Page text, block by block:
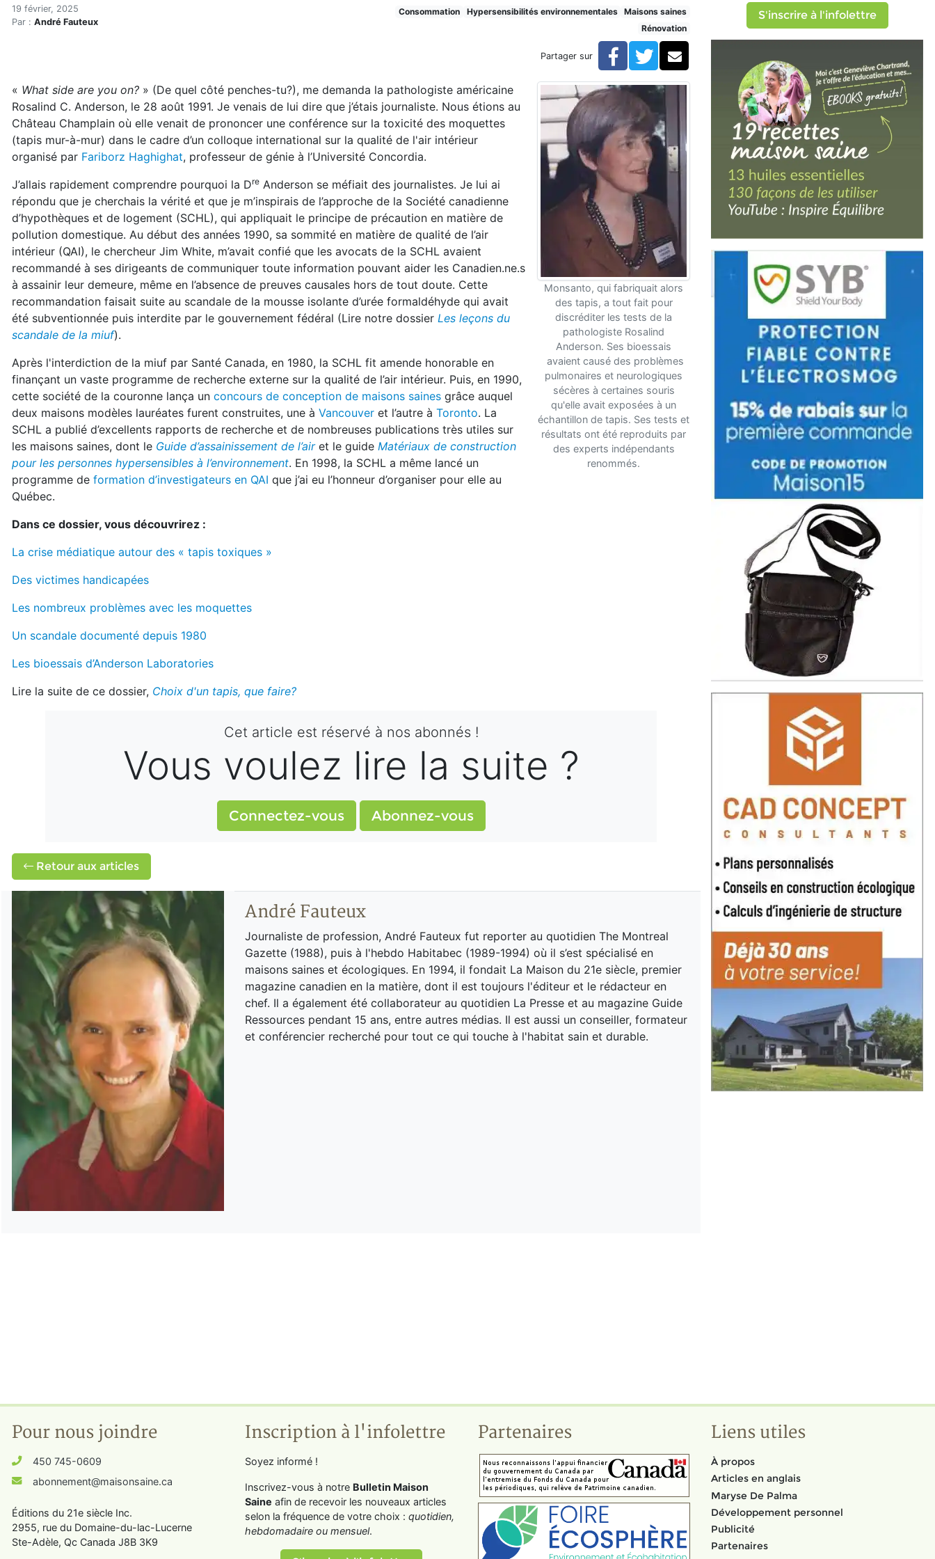
Accueil
Articles
Toxicité des moquettes : pas complètement réglée (réservé)
19 février, 2025
Par : André Fauteux
Consommation Hypersensibilités environnementales
Maisons saines
Rénovation
Partager sur Facebook
TwitterCourriel
Monsanto, qui fabriquait alors
des tapis, a tout fait pour
discréditer les tests de la
pathologiste Rosalind
Anderson. Ses bioessais
avaient causé des problèmes
pulmonaires et neurologiques
sécères à certaines souris
qu'elle avait exposées à un
échantillon de tapis. Ses tests et
résultats ont été reproduits par
des experts indépendants
renommés.
« What side are you on? » (De quel côté penches-tu?), me demanda la pathologiste américaine
Rosalind C. Anderson, le 28 août 1991. Je venais de lui dire que j’étais journaliste. Nous étions au
Château Champlain où elle venait de prononcer une conférence sur la toxicité des moquettes
(tapis mur-à-mur) dans le cadre d’un colloque international sur la qualité de l'air intérieur
organisé par Fariborz Haghighat, professeur de génie à l’Université Concordia.
J’allais rapidement comprendre pourquoi la Dre Anderson se méfiait des journalistes. Je lui ai
répondu que je cherchais la vérité et que je m’inspirais de l’approche de la Société canadienne
d’hypothèques et de logement (SCHL), qui appliquait le principe de précaution en matière de
pollution domestique. Au début des années 1990, sa sommité en matière de qualité de l’air
intérieur (QAI), le chercheur Jim White, m’avait confié que les avocats de la SCHL avaient
recommandé à ses dirigeants de communiquer toute information pouvant aider les Canadien.ne.s
à assainir leur demeure, même en l’absence de preuves causales hors de tout doute. Cette
recommandation faisait suite au scandale de la mousse isolante d’urée formaldéhyde qui avait
été subventionnée puis interdite par le gouvernement fédéral (Lire notre dossier Les leçons du
scandale de la miuf).
Après l'interdiction de la miuf par Santé Canada, en 1980, la SCHL fit amende honorable en
finançant un vaste programme de recherche externe sur la qualité de l’air intérieur. Puis, en 1990,
cette société de la couronne lança un concours de conception de maisons saines grâce auquel
deux maisons modèles lauréates furent construites, une à Vancouver et l’autre à Toronto. La
SCHL a publié d’excellents rapports de recherche et de nombreuses publications très utiles sur
les maisons saines, dont le Guide d’assainissement de l’airet le guide Matériaux de construction
pour les personnes hypersensibles à l’environnement. En 1998, la SCHL a même lancé un
programme de formation d’investigateurs en QAI que j’ai eu l’honneur d’organiser pour elle au
Québec.
Dans ce dossier, vous découvrirez :
La crise médiatique autour des « tapis toxiques »
Des victimes handicapées
Les nombreux problèmes avec les moquettes
Un scandale documenté depuis 1980
Les bioessais d’Anderson Laboratories
Lire la suite de ce dossier, Choix d'un tapis, que faire?
Cet article est réservé à nos abonnés !
Vous voulez lire la suite ?
Connectez-vous Abonnez-vous
Retour aux articles
André Fauteux
Journaliste de profession, André Fauteux fut reporter au quotidien The Montreal
Gazette (1988), puis à l'hebdo Habitabec (1989-1994) où il s’est spécialisé en
maisons saines et écologiques. En 1994, il fondait La Maison du 21e siècle, premier
magazine canadien en la matière, dont il est toujours l'éditeur et le rédacteur en
chef. Il a également été collaborateur au quotidien La Presse et au magazine Guide
Ressources pendant 15 ans, entre autres médias. Il est aussi un conseiller, formateur
et conférencier recherché pour tout ce qui touche à l'habitat sain et durable.
S'inscrire à l'infolettre
Pour nous joindre
450 745-0609
abonnement@maisonsaine.ca
Éditions du 21e siècle Inc.
2955, rue du Domaine-du-lac-Lucerne
Ste-Adèle, Qc Canada J8B 3K9
Inscription à l'infolettre
Soyez informé !
Inscrivez-vous à notre Bulletin Maison
Saine afin de recevoir les nouveaux articles
selon la fréquence de votre choix : quotidien,
hebdomadaire ou mensuel.
Partenaires Liens utiles
À propos
Articles en anglais
Maryse De Palma
Développement personnel
Publicité
Partenaires